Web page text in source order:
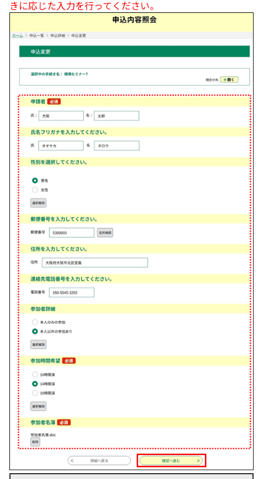
きに応じた入力を行ってください。